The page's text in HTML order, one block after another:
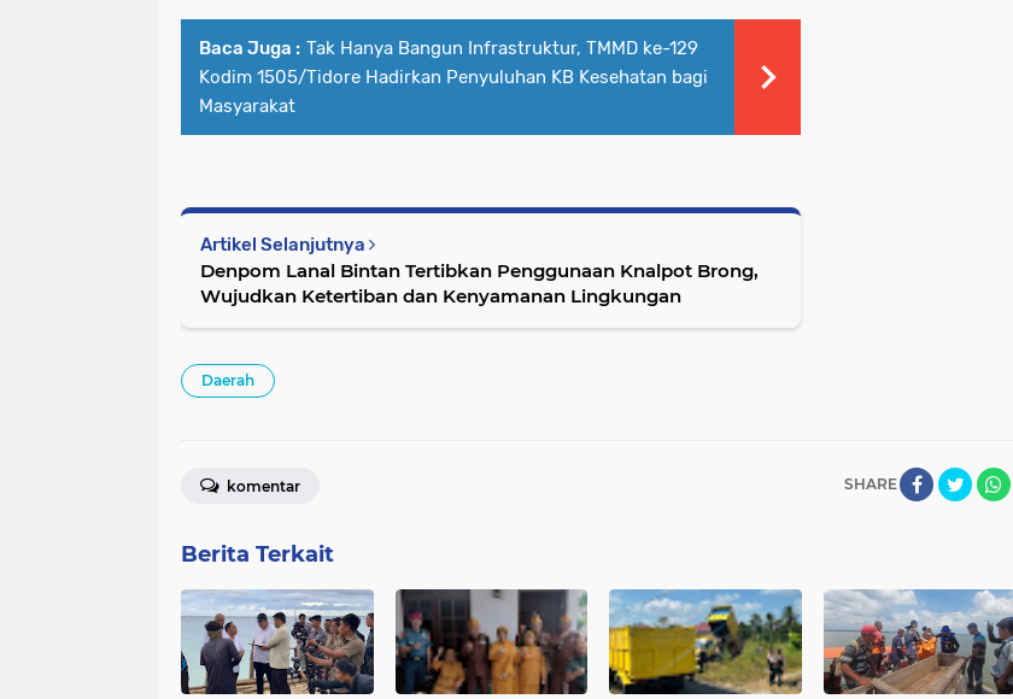
Baca Juga : Tak Hanya Bangun Infrastruktur, TMMD ke-129
Kodim 1505/Tidore Hadirkan Penyuluhan KB Kesehatan bagi
Masyarakat
Artikel Selanjutnya
Denpom Lanal Bintan Tertibkan Penggunaan Knalpot Brong,
Wujudkan Ketertiban dan Kenyamanan Lingkungan
Daerah
SHARE
komentar
Berita Terkait